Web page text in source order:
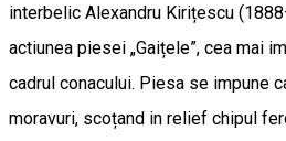
interbelic Alexandru Kirițescu
actiunea piesei „Gaițele”, cea mai
cadrul conacului. Piesa se impune
moravuri, scoțand in relief chipul